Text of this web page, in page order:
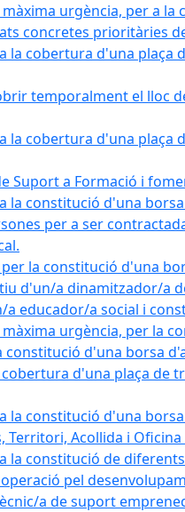
urgència, per a
concretes prioritàries
la cobertura d'una
temporalment el
la cobertura d'una
Suport a Formació i
la constitució d'una
per a ser
la constitució d'una
d'un/a dinamitzador/a
a educador/a social i
urgència, per la
constitució d'una borsa
d'una plaça
la constitució d'una
Territori, Acollida i
la constitució de
pel
tècnic/a de suport